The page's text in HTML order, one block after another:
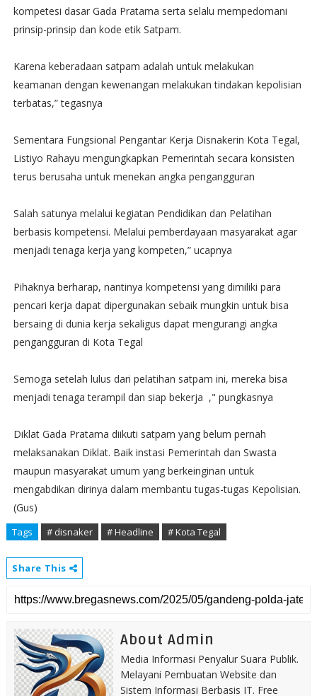
kompetesi dasar Gada Pratama serta selalu mempedomani
prinsip-prinsip dan kode etik Satpam.
Karena keberadaan satpam adalah untuk melakukan
keamanan dengan kewenangan melakukan tindakan kepolisian
terbatas,” tegasnya
Sementara Fungsional Pengantar Kerja Disnakerin Kota Tegal,
Listiyo Rahayu mengungkapkan Pemerintah secara konsisten
terus berusaha untuk menekan angka pengangguran
Salah satunya melalui kegiatan Pendidikan dan Pelatihan
berbasis kompetensi. Melalui pemberdayaan masyarakat agar
menjadi tenaga kerja yang kompeten,” ucapnya
Pihaknya berharap, nantinya kompetensi yang dimiliki para
pencari kerja dapat dipergunakan sebaik mungkin untuk bisa
bersaing di dunia kerja sekaligus dapat mengurangi angka
pengangguran di Kota Tegal
Semoga setelah lulus dari pelatihan satpam ini, mereka bisa
menjadi tenaga terampil dan siap bekerja ," pungkasnya
Diklat Gada Pratama diikuti satpam yang belum pernah
melaksanakan Diklat. Baik instasi Pemerintah dan Swasta
maupun masyarakat umum yang berkeinginan untuk
mengabdikan dirinya dalam membantu tugas-tugas Kepolisian.
(Gus)
Tags # disnaker # Headline # Kota Tegal
Share This
About Admin
Media Informasi Penyalur Suara Publik.
Melayani Pembuatan Website dan
Sistem Informasi Berbasis IT. Free